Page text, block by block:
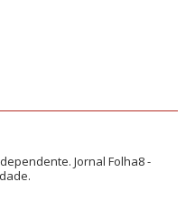
Jornal Folha8 -